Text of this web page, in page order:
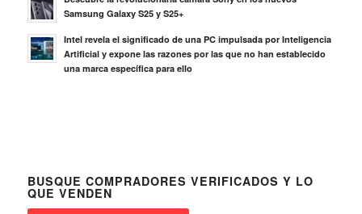
Samsung Galaxy S25 y S25+
Intel revela el significado de una PC impulsada por Inteligencia
Artificial y expone las razones por las que no han establecido
una marca específica para ello
BUSQUE COMPRADORES VERIFICADOS Y LO
QUE VENDEN